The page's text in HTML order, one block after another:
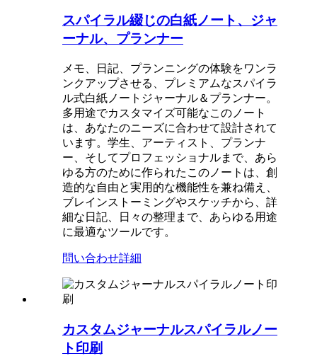
スパイラル綴じの白紙ノート、ジャ
ーナル、プランナー
メモ、日記、プランニングの体験をワンラ
ンクアップさせる、プレミアムなスパイラ
ル式白紙ノートジャーナル＆プランナー。
多用途でカスタマイズ可能なこのノート
は、あなたのニーズに合わせて設計されて
います。学生、アーティスト、プランナ
ー、そしてプロフェッショナルまで、あら
ゆる方のために作られたこのノートは、創
造的な自由と実用的な機能性を兼ね備え、
ブレインストーミングやスケッチから、詳
細な日記、日々の整理まで、あらゆる用途
に最適なツールです。
問い合わせ詳細
カスタムジャーナルスパイラルノー
ト印刷